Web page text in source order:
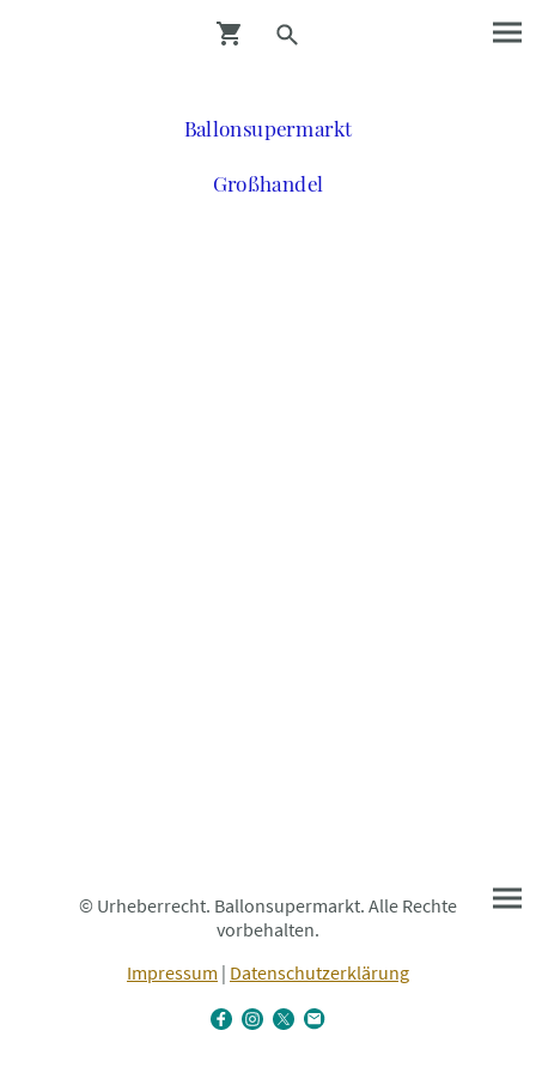
Ballonsupermarkt
Großhandel
© Urheberrecht. Ballonsupermarkt. Alle Rechte
vorbehalten.
Impressum | Datenschutzerklärung